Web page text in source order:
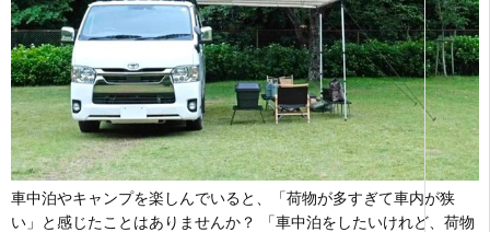
車中泊やキャンプを楽しんでいると、「荷物が多すぎて車内が狭
い」と感じたことはありませんか？ 「車中泊をしたいけれど、荷物